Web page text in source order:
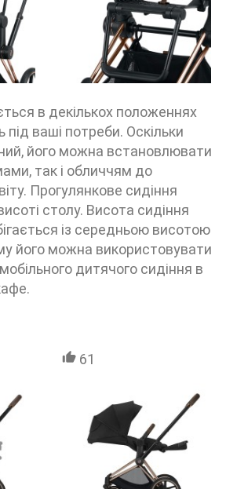
в декількох положеннях
ваші потреби. Оскільки
його можна встановлювати
так і обличчям до
Прогулянкове сидіння
столу. Висота сидіння
із середньою висотою
його можна використовувати
дитячого сидіння в
61